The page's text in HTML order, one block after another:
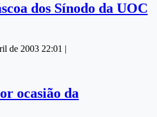
dos Sínodo da UOC
de 2003 22:01 |
ocasião da